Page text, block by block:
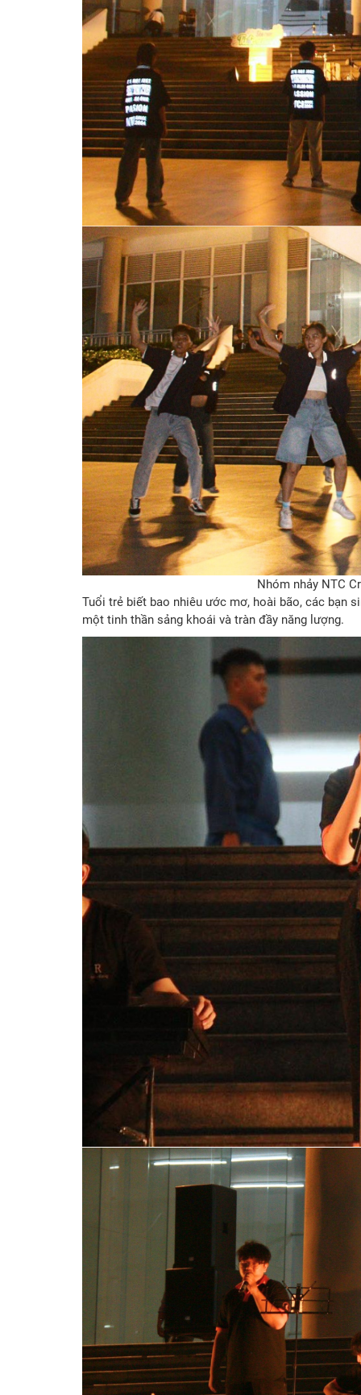
Nhóm nhảy NTC
Tuổi trẻ biết bao nhiêu ước mơ, hoài bão, các bạn
một tinh thần sảng khoái và tràn đầy năng lượng.